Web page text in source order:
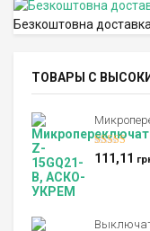
Безкоштовна
ТОВАРЫ С
Оценка5.00
из 5
111,11